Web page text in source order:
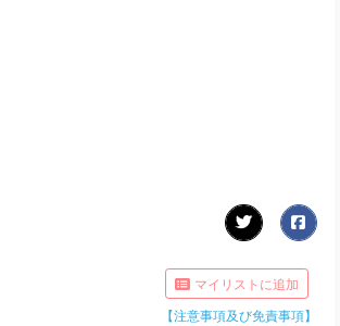
マイリストに追加
【注意事項及び免責事項】